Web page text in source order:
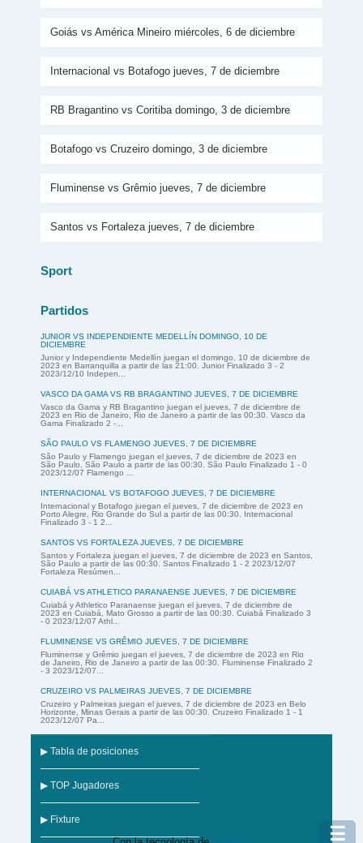
Goiás vs América Mineiro miércoles, 6 de diciembre
Internacional vs Botafogo jueves, 7 de diciembre
RB Bragantino vs Coritiba domingo, 3 de diciembre
Botafogo vs Cruzeiro domingo, 3 de diciembre
Fluminense vs Grêmio jueves, 7 de diciembre
Santos vs Fortaleza jueves, 7 de diciembre
Sport
Partidos
JUNIOR VS INDEPENDIENTE MEDELLÍN DOMINGO, 10 DE
DICIEMBRE
Junior y Independiente Medellín juegan el domingo, 10 de diciembre de
2023 en Barranquilla a partir de las 21:00. Junior Finalizado 3 - 2
2023/12/10 Indepen...
VASCO DA GAMA VS RB BRAGANTINO JUEVES, 7 DE DICIEMBRE
Vasco da Gama y RB Bragantino juegan el jueves, 7 de diciembre de
2023 en Rio de Janeiro, Rio de Janeiro a partir de las 00:30. Vasco da
Gama Finalizado 2 -...
SÃO PAULO VS FLAMENGO JUEVES, 7 DE DICIEMBRE
São Paulo y Flamengo juegan el jueves, 7 de diciembre de 2023 en
São Paulo, São Paulo a partir de las 00:30. São Paulo Finalizado 1 - 0
2023/12/07 Flamengo ...
INTERNACIONAL VS BOTAFOGO JUEVES, 7 DE DICIEMBRE
Internacional y Botafogo juegan el jueves, 7 de diciembre de 2023 en
Porto Alegre, Rio Grande do Sul a partir de las 00:30. Internacional
Finalizado 3 - 1 2...
SANTOS VS FORTALEZA JUEVES, 7 DE DICIEMBRE
Santos y Fortaleza juegan el jueves, 7 de diciembre de 2023 en Santos,
São Paulo a partir de las 00:30. Santos Finalizado 1 - 2 2023/12/07
Fortaleza Resúmen...
CUIABÁ VS ATHLETICO PARANAENSE JUEVES, 7 DE DICIEMBRE
Cuiabá y Athletico Paranaense juegan el jueves, 7 de diciembre de
2023 en Cuiabá, Mato Grosso a partir de las 00:30. Cuiabá Finalizado 3
- 0 2023/12/07 Athl...
FLUMINENSE VS GRÊMIO JUEVES, 7 DE DICIEMBRE
Fluminense y Grêmio juegan el jueves, 7 de diciembre de 2023 en Rio
de Janeiro, Rio de Janeiro a partir de las 00:30. Fluminense Finalizado 2
- 3 2023/12/07...
CRUZEIRO VS PALMEIRAS JUEVES, 7 DE DICIEMBRE
Cruzeiro y Palmeiras juegan el jueves, 7 de diciembre de 2023 en Belo
Horizonte, Minas Gerais a partir de las 00:30. Cruzeiro Finalizado 1 - 1
2023/12/07 Pa...
☰
▶ Tabla de posiciones
▶ TOP Jugadores
▶ Fixture